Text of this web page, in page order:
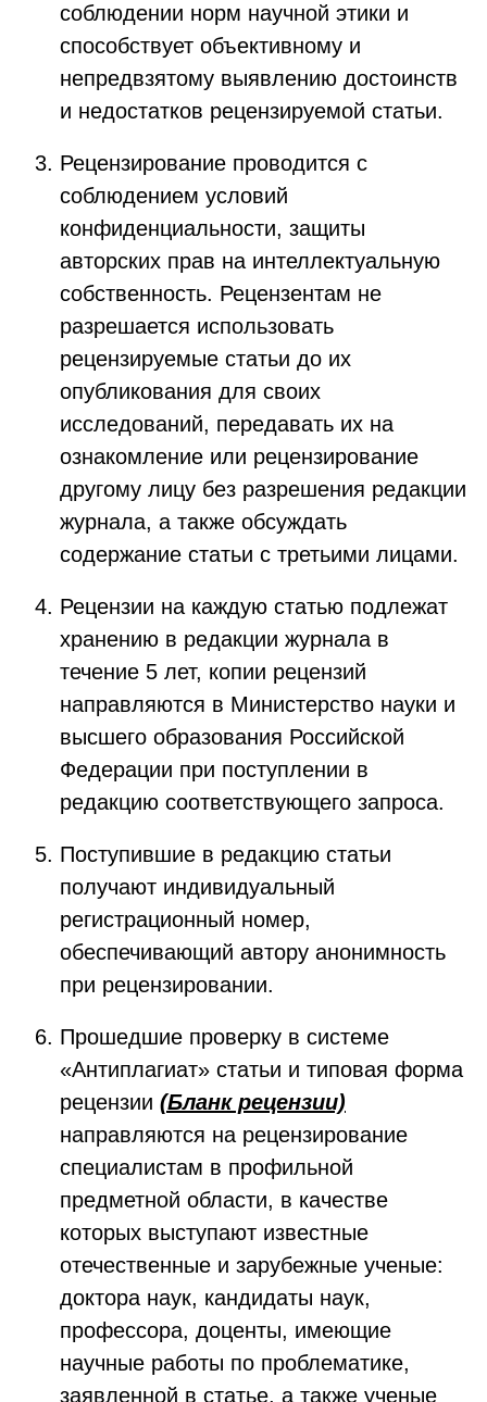
соблюдении норм научной этики и
способствует объективному и
непредвзятому выявлению достоинств
и недостатков рецензируемой статьи.
Рецензирование проводится с
соблюдением условий
конфиденциальности, защиты
авторских прав на интеллектуальную
собственность. Рецензентам не
разрешается использовать
рецензируемые статьи до их
опубликования для своих
исследований, передавать их на
ознакомление или рецензирование
другому лицу без разрешения редакции
журнала, а также обсуждать
содержание статьи с третьими лицами.
Рецензии на каждую статью подлежат
хранению в редакции журнала в
течение 5 лет, копии рецензий
направляются в Министерство науки и
высшего образования Российской
Федерации при поступлении в
редакцию соответствующего запроса.
Поступившие в редакцию статьи
получают индивидуальный
регистрационный номер,
обеспечивающий автору анонимность
при рецензировании.
Прошедшие проверку в системе
«Антиплагиат» статьи и типовая форма
рецензии (Бланк рецензии)
направляются на рецензирование
специалистам в профильной
предметной области, в качестве
которых выступают известные
отечественные и зарубежные ученые:
доктора наук, кандидаты наук,
профессора, доценты, имеющие
научные работы по проблематике,
заявленной в статье, а также ученые